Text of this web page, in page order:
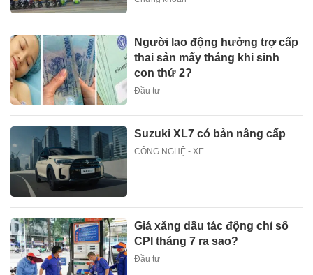
Người lao động hưởng trợ cấp
thai sản mấy tháng khi sinh
con thứ 2?
Đầu tư
Suzuki XL7 có bản nâng cấp
CÔNG NGHỆ - XE
Giá xăng dầu tác động chỉ số
CPI tháng 7 ra sao?
Đầu tư